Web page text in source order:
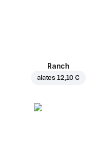
Ranch
alates 12,10 €